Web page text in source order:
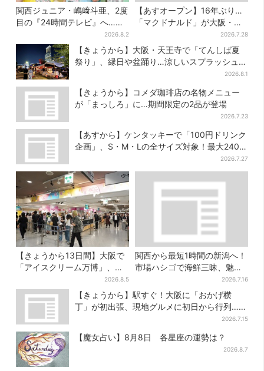
関西ジュニア・嶋﨑斗亜、2度
目の『24時間テレビ』へ…ほ
かのメンバーに助言「サポー
ターたるもの」
2026.8.2
【あすオープン】16年ぶり…
「マクドナルド」が大阪・本
町に帰ってくる！駅から徒歩1
分＆23時まで
2026.7.28
【きょうから】大阪・天王寺で「てんしば夏
祭り」、縁日や盆踊り…涼しいスプラッシュタ
2026.8.1
【きょうから】コメダ珈琲店の名物メニュー
が「まっしろ」に…期間限定の2品が登場
2026.7.23
【あすから】ケンタッキーで「100円ドリンク
企画」、S・M・Lの全サイズ対象！最大240円
2026.7.27
【きょうから13日間】大阪で
「アイスクリーム万博」、全
国34ブランド・100種超…初
登場の「チョコソフト」に行
2026.8.5
関西から最短1時間の新潟へ！
市場ハシゴで海鮮三昧、魅惑
の日本酒、発酵グルメも2026.7.16
【きょうから】駅すぐ！大阪に「おかげ横
丁」が初出張、現地グルメに初日から行列…お
2026.7.15
【魔女占い】8月8日 各星座の運勢は？
2026.8.7